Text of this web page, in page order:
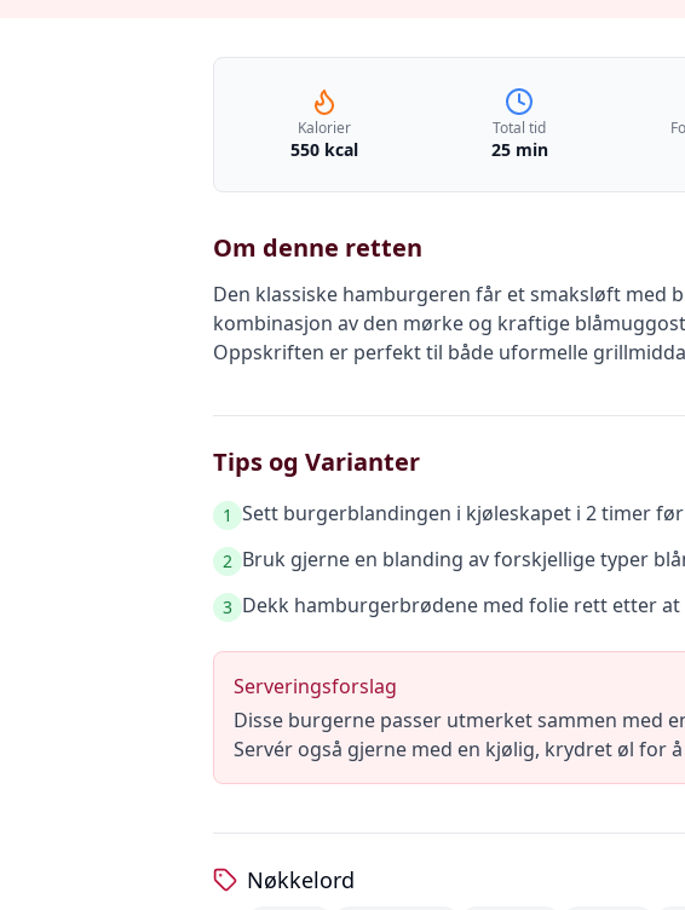
Kalorier
550 kcal
Total tid
25 min
Om denne retten
Den klassiske hamburgeren får et smaksløft med
kombinasjon av den mørke og kraftige
Oppskriften er perfekt til både uformelle
Tips og Varianter
1 Sett burgerblandingen i kjøleskapet i 2 timer
2 Bruk gjerne en blanding av forskjellige typer
3 Dekk hamburgerbrødene med folie rett etter
Serveringsforslag
Disse burgerne passer utmerket sammen med
Servér også gjerne med en kjølig, krydret øl for
Nøkkelord